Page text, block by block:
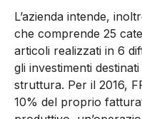
L’azienda intende,
che comprende 25
articoli realizzati in 6
gli investimenti
struttura. Per il 2016,
10% del proprio